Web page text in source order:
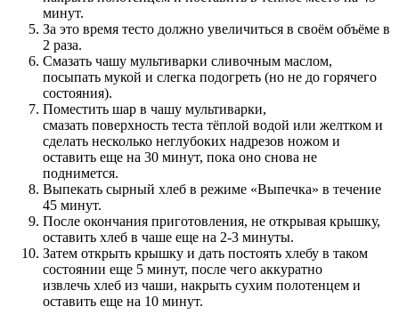
минут.
За это время тесто должно увеличиться в своём объёме в
2 раза.
Смазать чашу мультиварки сливочным маслом,
посыпать мукой и слегка подогреть (но не до горячего
состояния).
Поместить шар в чашу мультиварки,
смазать поверхность теста тёплой водой или желтком и
сделать несколько неглубоких надрезов ножом и
оставить еще на 30 минут, пока оно снова не
поднимется.
Выпекать сырный хлеб в режиме «Выпечка» в течение
45 минут.
После окончания приготовления, не открывая крышку,
оставить хлеб в чаше еще на 2-3 минуты.
Затем открыть крышку и дать постоять хлебу в таком
состоянии еще 5 минут, после чего аккуратно
извлечь хлеб из чаши, накрыть сухим полотенцем и
оставить еще на 10 минут.